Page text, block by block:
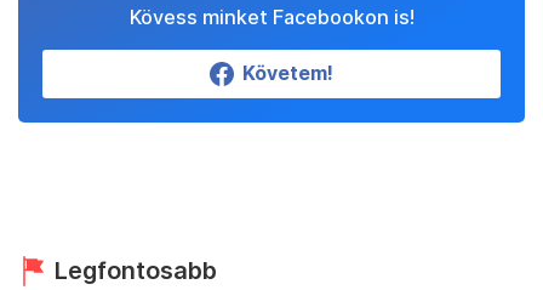
Kövess minket Facebookon is!
Követem!
Legfontosabb